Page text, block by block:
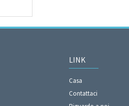
LINK
Casa
Contattaci